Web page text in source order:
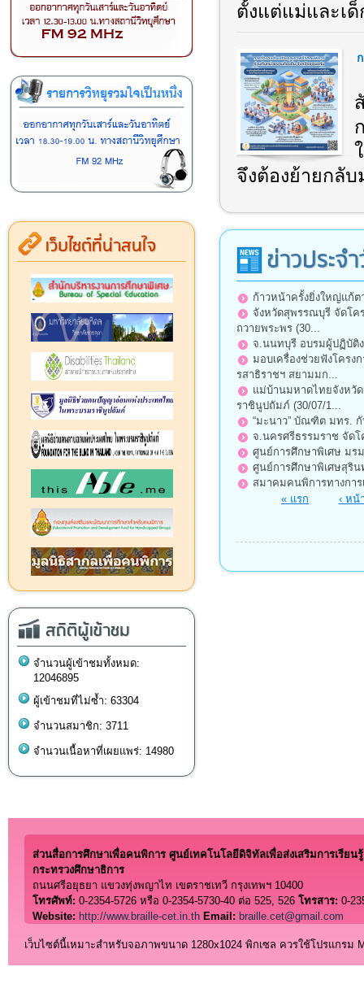
ตั้งแต่แม่และเด็
จึงต้องย้ายกลั
ข่าวประจ
ก้าวหน้าครั้งยิ่งใหญ่แก้ต
จังหวัดสุพรรณบุรี จัดโค
ถวายพระพร (30...
จ.นนทบุรี อบรมผู้ปฏิบัติง
มอบเครื่องช่วยฟังโคร
รสาธิราชฯ สยามมก...
แม่บ้านมหาดไทยจังหวั
ราชินูปถัมภ์ (30/07/1...
“มะนาว” บัณฑิต มทร. กั
จ.นครศรีธรรมราช จัดโ
ศูนย์การศึกษาพิเศษ มร
ศูนย์การศึกษาพิเศษสุริน
สมาคมคนพิการทางกา
หน้า
« แรก ‹ หน้
เว็บไซต์ที่น่าสนใจ
สถิติผู้เข้าชม
จำนวนผู้เข้าชมทั้งหมด:
12046895
ผู้เข้าชมที่ไม่ซ้ำ: 63304
จำนวนสมาชิก: 3711
จำนวนเนื้อหาที่เผยแพร่: 14980
ส่วนสื่อการศึกษาเพื่อคนพิการ ศูนย์เทคโนโลยีดิจิทัลเพื่อส่งเสริมการเรียนรู้
กระทรวงศึกษาธิการ
ถนนศรีอยุธยา แขวงทุ่งพญาไท เขตราชเทวี กรุงเทพฯ 10400
โทรศัพท์: 0-2354-5726 หรือ 0-2354-5730-40 ต่อ 525, 526 โทรสาร: 0-
Website: http://www.braille-cet.in.th Email: braille.cet@gmail.com
เว็บไซต์นี้เหมาะสำหรับจอภาพขนาด 1280x1024 พิกเซล ควรใช้โปรแกรม